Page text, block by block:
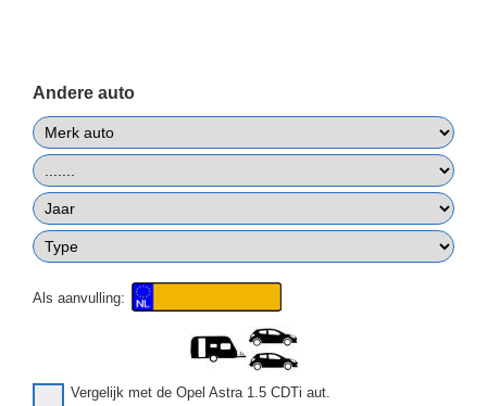
Andere auto
Als aanvulling:
Vergelijk met de Opel Astra 1.5 CDTi aut.